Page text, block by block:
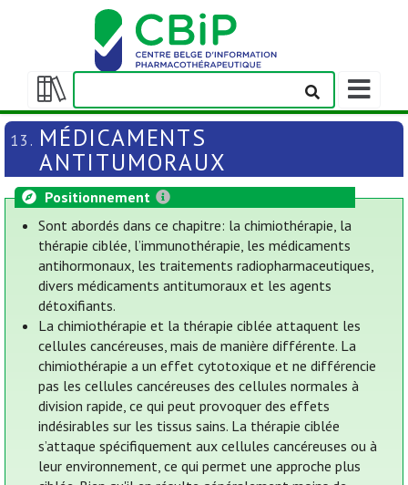
Afficher/masquer
la
table
des
matières
Afficher/
la
barre
13. MÉDICAMENTS
ANTITUMORAUX
Positionnement
Sont abordés dans ce chapitre: la chimiothérapie, la
thérapie ciblée, l’immunothérapie, les médicaments
antihormonaux, les traitements radiopharmaceutiques,
divers médicaments antitumoraux et les agents
détoxifiants.
La chimiothérapie et la thérapie ciblée attaquent les
cellules cancéreuses, mais de manière différente. La
chimiothérapie a un effet cytotoxique et ne différencie
pas les cellules cancéreuses des cellules normales à
division rapide, ce qui peut provoquer des effets
indésirables sur les tissus sains. La thérapie ciblée
s’attaque spécifiquement aux cellules cancéreuses ou à
leur environnement, ce qui permet une approche plus